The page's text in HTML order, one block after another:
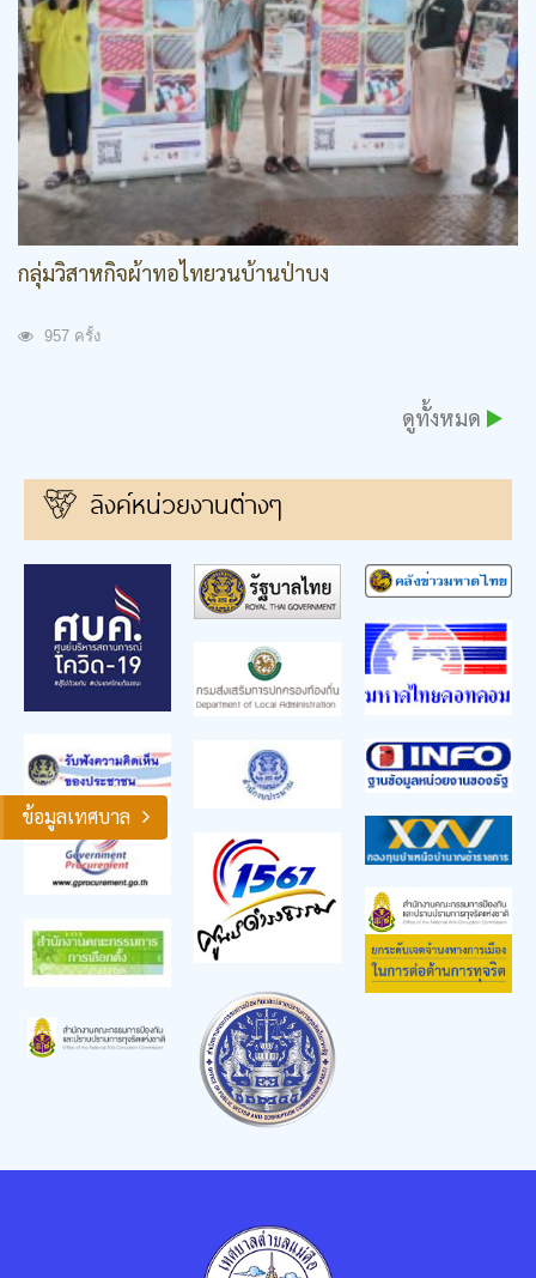
ข้อมูลเทศบาล
กลุ่มวิสาหกิจผ้าทอไทยวนบ้านป่าบง
957 ครั้ง
ดูทั้งหมด
ลิงค์หน่วยงานต่างๆ